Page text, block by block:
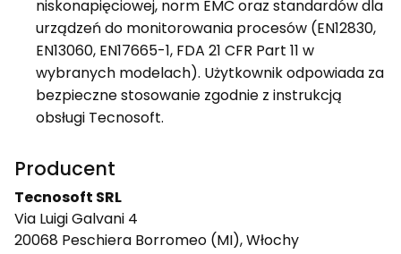
niskonapięciowej, norm EMC oraz standardów dla
urządzeń do monitorowania procesów (EN12830,
EN13060, EN17665-1, FDA 21 CFR Part 11 w
wybranych modelach). Użytkownik odpowiada za
bezpieczne stosowanie zgodnie z instrukcją
obsługi Tecnosoft.
Producent
Tecnosoft SRL
Via Luigi Galvani 4
20068 Peschiera Borromeo (MI), Włochy